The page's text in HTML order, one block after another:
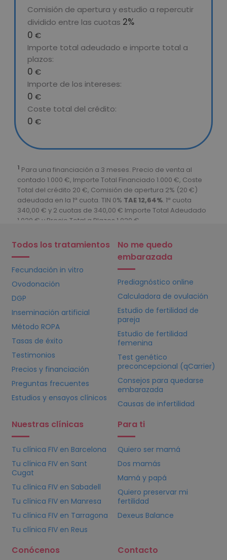
Todos los tratamientos
Fecundación in vitro
Ovodonación
DGP
Inseminación artificial
Método ROPA
Tasas de éxito
Testimonios
Precios y financiación
Preguntas frecuentes
Estudios y ensayos clínicos
No me quedo
embarazada
Prediagnóstico online
Calculadora de ovulación
Estudio de fertilidad de
pareja
Estudio de fertilidad
femenina
Test genético
preconcepcional (qCarrier)
Consejos para quedarse
embarazada
Causas de infertilidad
Nuestras clínicas
Tu clínica FIVen Barcelona
Tu clínica FIVen Sant
Cugat
Tu clínica FIVen Sabadell
Tu clínica FIVen Manresa
Tu clínica FIVen Tarragona
Tu clínica FIVen Reus
Para ti
Quiero ser mamá
Dos mamás
Mamá y papá
Quiero preservar mi
fertilidad
Dexeus Balance
Conócenos Contacto